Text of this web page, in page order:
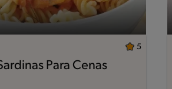
5
Para Cenas